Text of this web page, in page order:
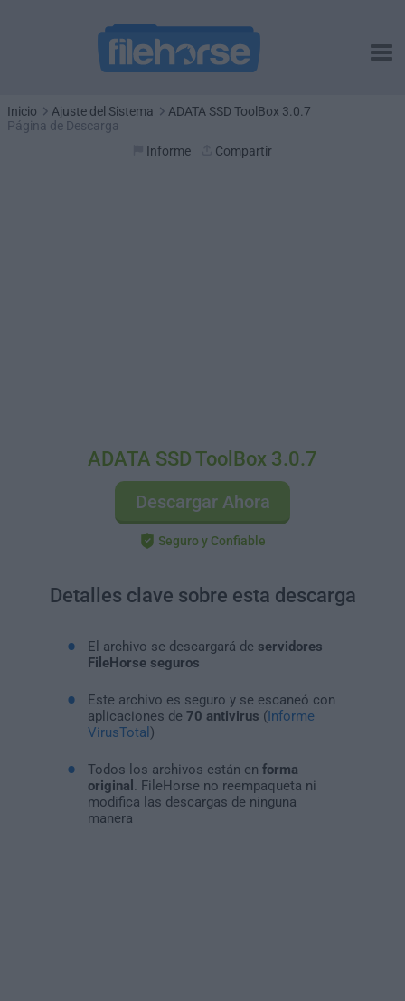
Inicio Ajuste del Sistema
ADATA SSD ToolBox 3.0.7
Página de Descarga
Informe
Compartir
ADATA SSD ToolBox 3.0.7
Descargar Ahora
Seguro y Confiable
Detalles clave sobre esta descarga
El archivo se descargará de servidores
FileHorse seguros
Este archivo es seguro y se escaneó con
aplicaciones de 70 antivirus (Informe
VirusTotal )
Todos los archivos están en forma
original
. FileHorse no reempaqueta ni
modifica las descargas de ninguna
manera